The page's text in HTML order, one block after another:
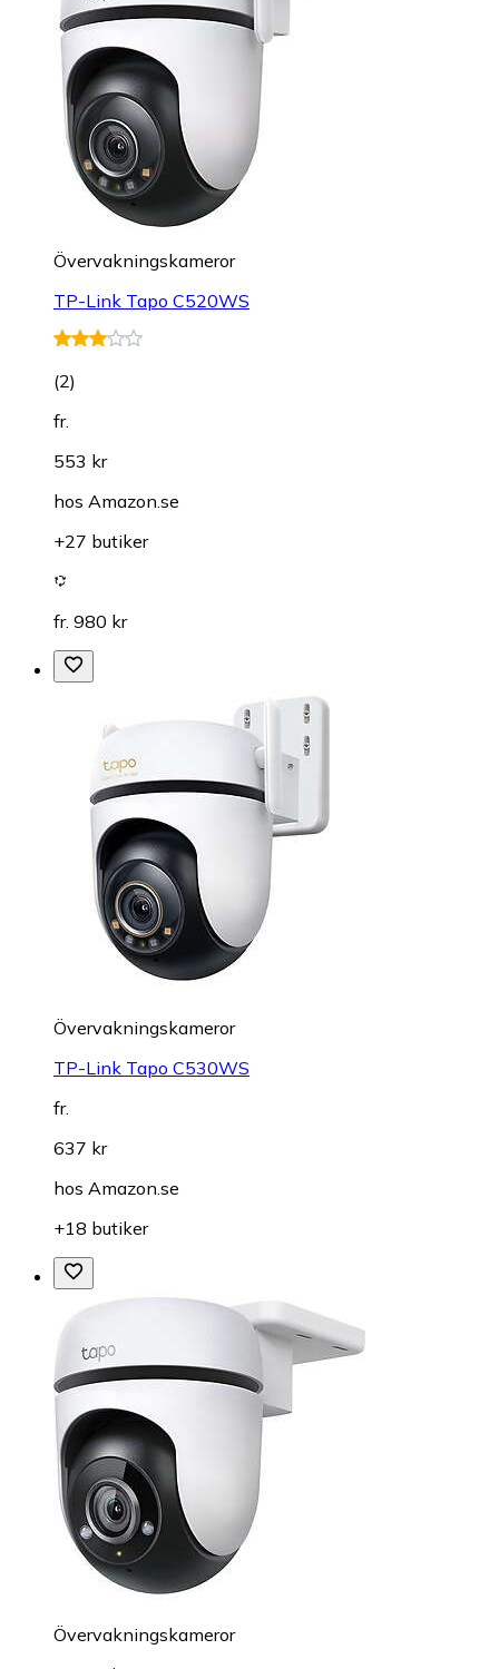
Övervakningskameror
TP-Link Tapo C520WS
(2)
fr.
553 kr
hos Amazon.se
+27 butiker
fr. 980 kr
Övervakningskameror
TP-Link Tapo C530WS
fr.
637 kr
hos Amazon.se
+18 butiker
Övervakningskameror